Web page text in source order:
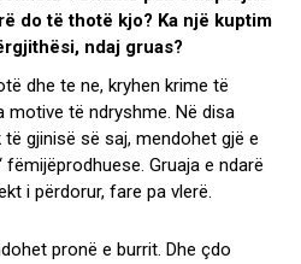
do të thotë kjo? Ka një kuptim
ndaj gruas?
dhe te ne, kryhen krime të
motive të ndryshme. Në disa
gjinisë së saj, mendohet gjë e
fëmijëprodhuese. Gruaja e ndarë
i përdorur, fare pa vlerë.
pronë e burrit. Dhe çdo